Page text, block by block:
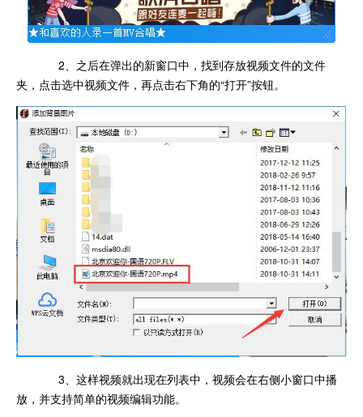
2、之后在弹出的新窗口中，找到存放视频文件的文件
夹，点击选中视频文件，再点击右下角的“打开”按钮。
3、这样视频就出现在列表中，视频会在右侧小窗口中播
放，并支持简单的视频编辑功能。